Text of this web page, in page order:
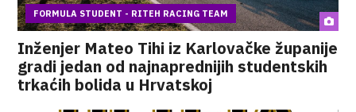
FORMULA STUDENT - RITEH RACING TEAM
Inženjer Mateo Tihi iz Karlovačke županije
gradi jedan od najnaprednijih studentskih
trkaćih bolida u Hrvatskoj